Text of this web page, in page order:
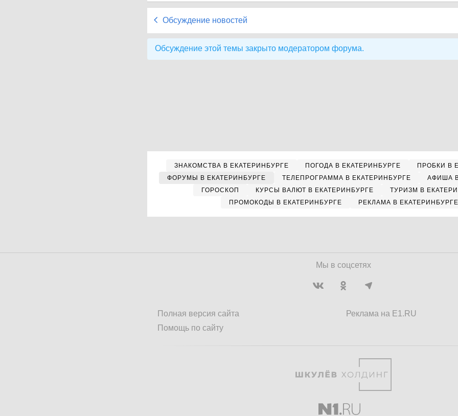
Обсуждение новостей
Обсуждение этой темы закрыто модератором форума.
ЗНАКОМСТВА В ЕКАТЕРИНБУРГЕ ПОГОДА В ЕКАТЕРИНБУРГЕ
ПРОБКИ В
ФОРУМЫ В ЕКАТЕРИНБУРГЕ
ТЕЛЕПРОГРАММА В ЕКАТЕРИНБУРГЕ
АФИША
ГОРОСКОП
КУРСЫ ВАЛЮТ В ЕКАТЕРИНБУРГЕ
ТУРИЗМ В
ПРОМОКОДЫ В ЕКАТЕРИНБУРГЕ
РЕКЛАМА В ЕКАТЕРИНБУРГЕ
Мы в соцсетях
Полная версия сайта
Помощь по сайту
Реклама на E1.RU